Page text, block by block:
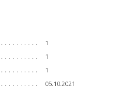
1
1
1
05.10.2021